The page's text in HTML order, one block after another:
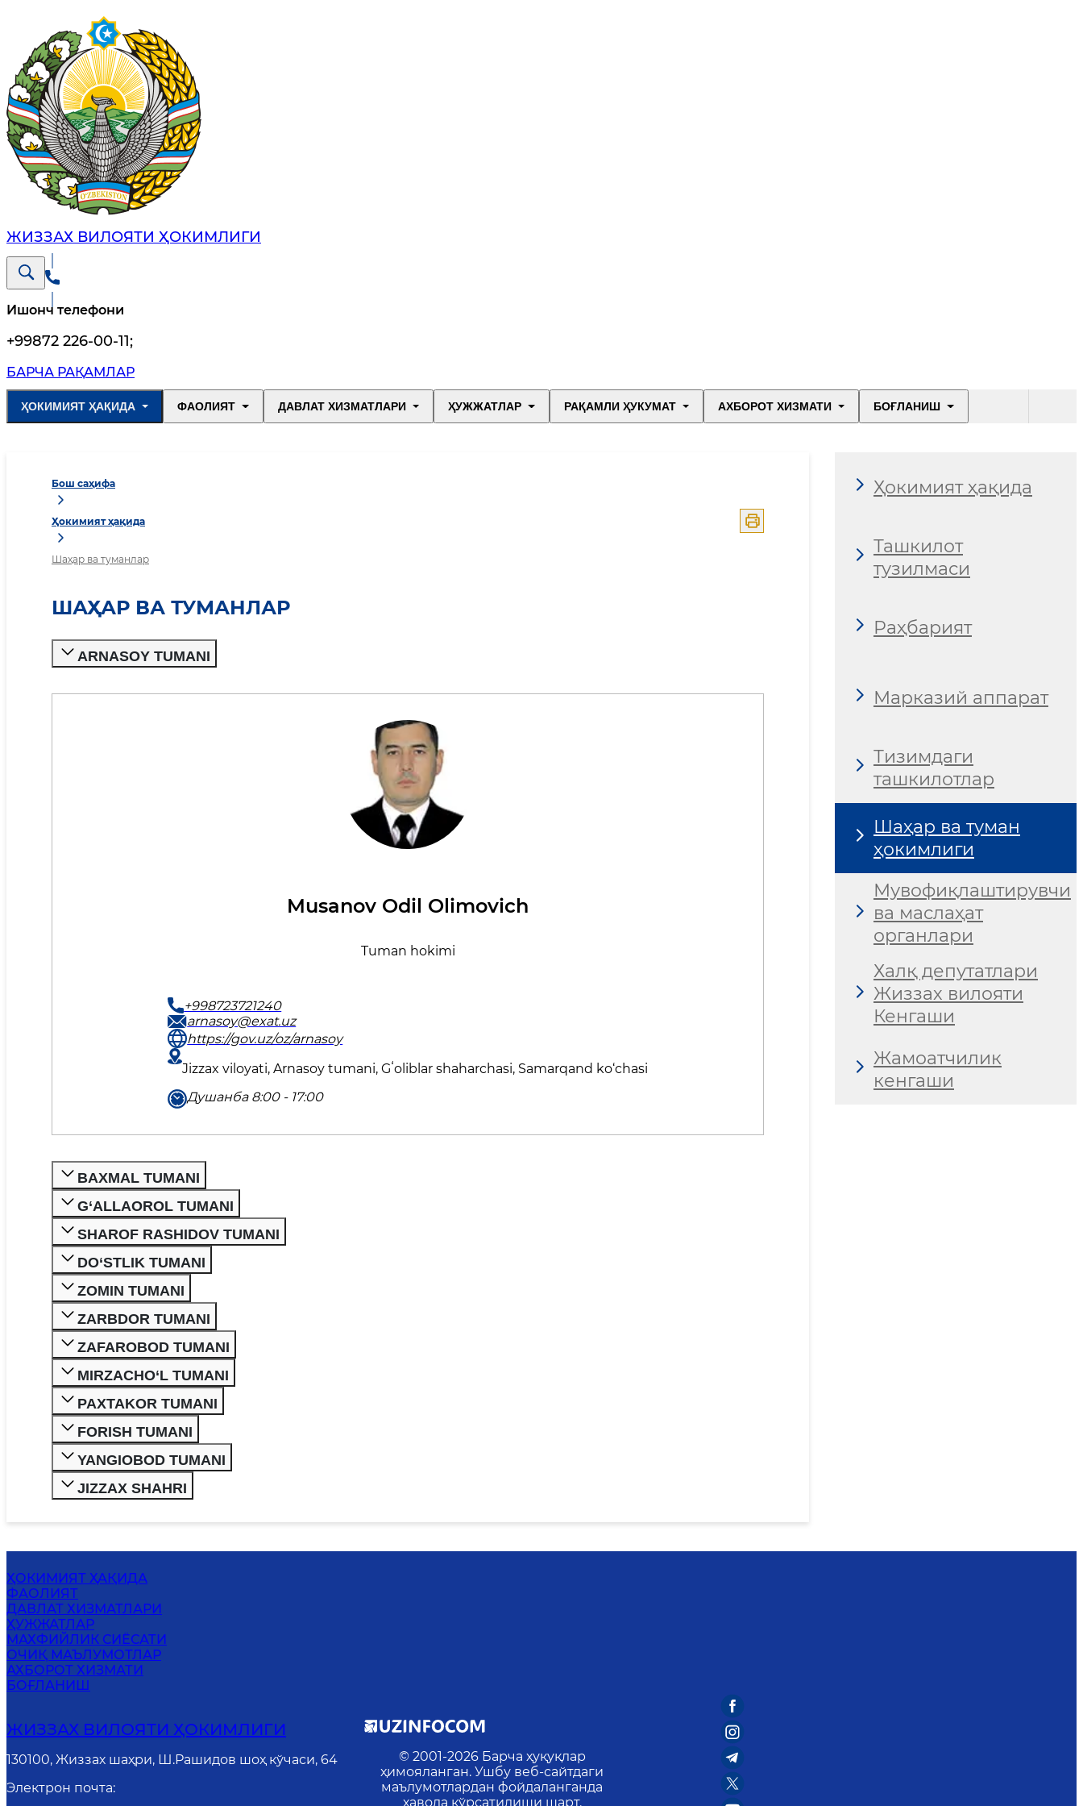
ЖИЗЗАХ ВИЛОЯТИ ҲОКИМЛИГИ
Ишонч телефони
+99872 226-00-11;
БАРЧА РАҚАМЛАР
ҲОКИМИЯТ ҲАҚИДА ФАОЛИЯТ ДАВЛАТ ХИЗМАТЛАРИ ҲУЖЖАТЛАР РАҚАМЛИ ҲУКУМАТ АХБОРОТ ХИЗМАТИ БОҒЛАНИШ
Бош саҳифа
Ҳокимият ҳақида
Шаҳар ва туманлар
ШАҲАР ВА ТУМАНЛАР
ARNASOY TUMANI
Musanov Odil Olimovich
Tuman hokimi
+998723721240
arnasoy@exat.uz
https://gov.uz/oz/arnasoy
Jizzax viloyati, Arnasoy tumani, Gʻoliblar shaharchasi, Samarqand ko‘chasi
Душанба 8:00 - 17:00
BAXMAL TUMANI
G‘ALLAOROL TUMANI
SHAROF RASHIDOV TUMANI
DO‘STLIK TUMANI
ZOMIN TUMANI
ZARBDOR TUMANI
ZAFAROBOD TUMANI
MIRZACHO‘L TUMANI
PAXTAKOR TUMANI
FORISH TUMANI
YANGIOBOD TUMANI
JIZZAX SHAHRI
Ҳокимият ҳақида
Ташкилот
тузилмаси
Раҳбарият
Марказий аппарат
Тизимдаги
ташкилотлар
Шаҳар ва туман
ҳокимлиги
Мувофиқлаштирувчи
ва маслаҳат
органлари
Халқ депутатлари
Жиззах вилояти
Кенгаши
Жамоатчилик
кенгаши
ҲОКИМИЯТ ҲАҚИДА
ФАОЛИЯТ
ДАВЛАТ ХИЗМАТЛАРИ
ҲУЖЖАТЛАР
MАХФИЙЛИК СИЁСАТИ
ОЧИҚ МАЪЛУМОТЛАР
АХБОРОТ ХИЗМАТИ
БОҒЛАНИШ
ЖИЗЗАХ ВИЛОЯТИ ҲОКИМЛИГИ
130100, Жиззах шаҳри, Ш.Рашидов шоҳ кўчаси, 64
Электрон почта:
© 2001-2026 Барча ҳуқуқлар
ҳимояланган. Ушбу веб-сайтдаги
маълумотлардан фойдаланганда
ҳавола кўрсатилиши шарт.